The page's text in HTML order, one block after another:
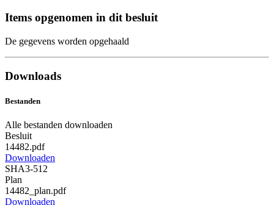
Items opgenomen in dit besluit
De gegevens worden opgehaald
Downloads
Bestanden
Alle bestanden downloaden
Besluit
14482.pdf
Downloaden
SHA3-512
Plan
14482_plan.pdf
Downloaden